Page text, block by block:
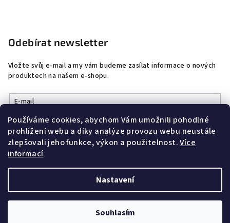
Používáme cookies, abychom Vám umožnili pohodlné
prohlížení webu a díky analýze provozu webu neustále
zlepšovali jeho funkce, výkon a použitelnost.Více
informací
Nastavení
Souhlasím
Odebírat newsletter
Vložte svůj e-mail a my vám budeme zasílat informace o nových
produktech na našem e-shopu.
E-mail
Vložením e-mailu souhlasíte spodmínkami ochrany osobních
údajů
Přihlásit se